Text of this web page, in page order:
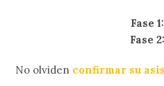
Fase 1:
Fase 2:
No olviden confirmar su